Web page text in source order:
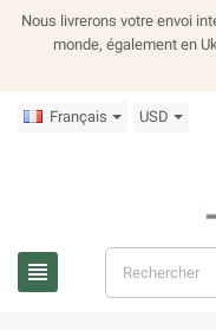
Nous livrerons votre envoi
monde, également en
Français USD
view_headline